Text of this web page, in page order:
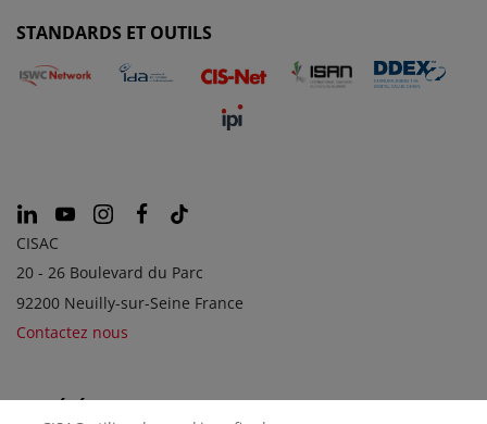
STANDARDS ET OUTILS
CISAC
20 - 26 Boulevard du Parc
92200 Neuilly-sur-Seine France
Contactez nous